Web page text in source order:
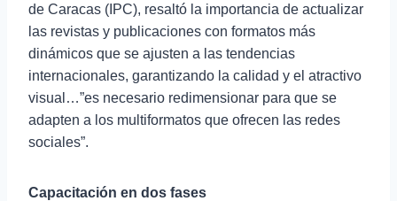
de Caracas (IPC), resaltó la importancia de actualizar
las revistas y publicaciones con formatos más
dinámicos que se ajusten a las tendencias
internacionales, garantizando la calidad y el atractivo
visual…”es necesario redimensionar para que se
adapten a los multiformatos que ofrecen las redes
sociales”.
Capacitación en dos fases